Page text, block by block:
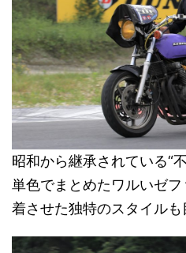
昭和から継承されている“
単色でまとめたワルいゼ
着させた独特のスタイル